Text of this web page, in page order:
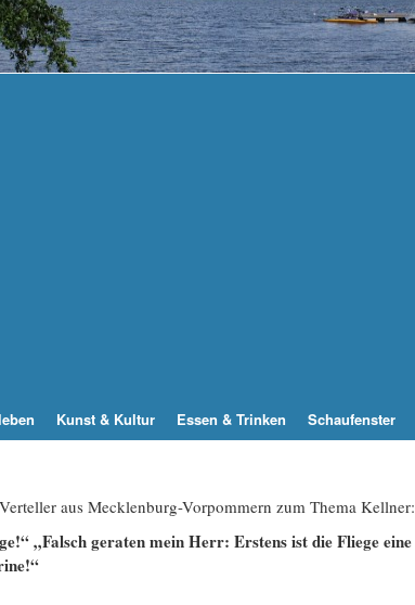
Kunst & Kultur Essen & Trinken Schaufenster
aus Mecklenburg-Vorpommern zum Thema Kellner:
„Falsch geraten mein Herr: Erstens ist die Fliege eine